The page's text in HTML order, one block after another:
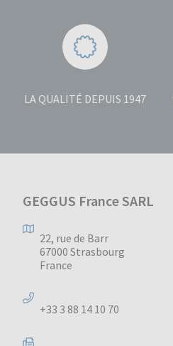
LA QUALITÉ DEPUIS 1947
GEGGUS France SARL
22, rue de Barr
67000 Strasbourg
France
+33 3 88 14 10 70